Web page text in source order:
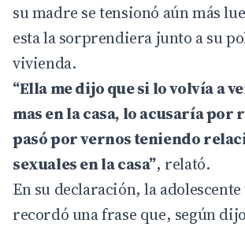
su madre se tensionó aún más
esta la sorprendiera junto a su
vivienda.
“Ella me dijo que si lo volvía a
mas en la casa, lo acusaría por
pasó por vernos teniendo
sexuales en la casa”, relató.
En su declaración, la
recordó una frase que, según